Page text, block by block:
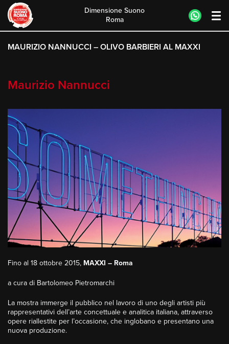
Dimensione Suono
Roma
MAURIZIO NANNUCCI – OLIVO BARBIERI AL MAXXI
Maurizio Nannucci
Fino al 18 ottobre 2015, MAXXI – Roma
a cura di Bartolomeo Pietromarchi
La mostra immerge il pubblico nel lavoro di uno degli artisti più
rappresentativi dell’arte concettuale e analitica italiana, attraverso
opere riallestite per l’occasione, che inglobano e presentano una
nuova produzione.